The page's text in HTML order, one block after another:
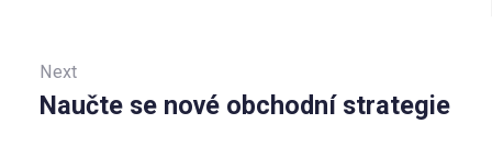
Next
Next:
Naučte se nové obchodní strategie